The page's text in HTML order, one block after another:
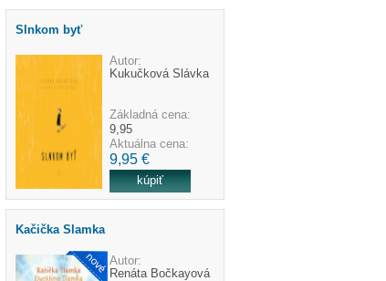
Slnkom byť
Autor:
Kukučková Slávka
Základná cena:
9,95
Aktuálna cena:
9,95 €
Kačička Slamka
Autor:
Renáta Bočkayová